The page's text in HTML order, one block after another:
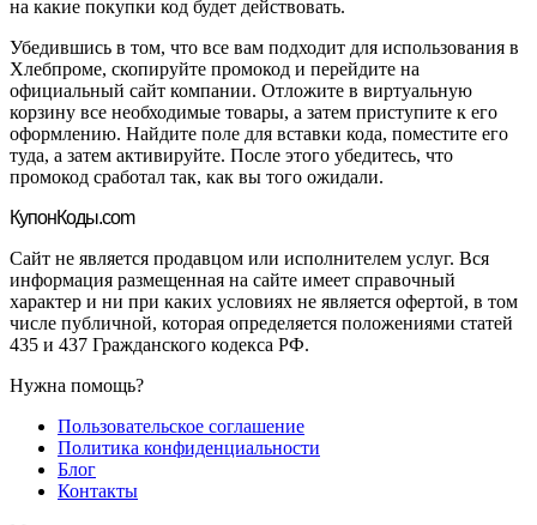
на какие покупки код будет действовать.
Убедившись в том, что все вам подходит для использования в
Хлебпроме, скопируйте промокод и перейдите на
официальный сайт компании. Отложите в виртуальную
корзину все необходимые товары, а затем приступите к его
оформлению. Найдите поле для вставки кода, поместите его
туда, а затем активируйте. После этого убедитесь, что
промокод сработал так, как вы того ожидали.
КупонКоды.com
Сайт не является продавцом или исполнителем услуг. Вся
информация размещенная на сайте имеет справочный
характер и ни при каких условиях не является офертой, в том
числе публичной, которая определяется положениями статей
435 и 437 Гражданского кодекса РФ.
Нужна помощь?
Пользовательское соглашение
Политика конфиденциальности
Блог
Контакты